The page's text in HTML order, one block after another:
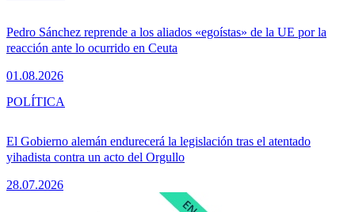
Pedro Sánchez reprende a los aliados «egoístas» de la UE por la
reacción ante lo ocurrido en Ceuta
01.08.2026
El Gobierno alemán endurecerá la legislación tras el atentado
yihadista contra un acto del Orgullo
28.07.2026
POLÍTICA